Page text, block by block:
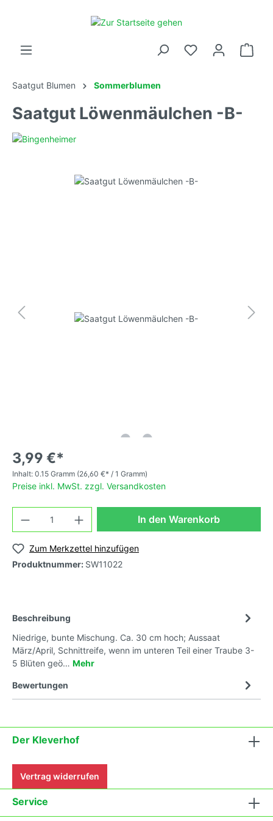
Saatgut Blumen Sommerblumen
Saatgut Löwenmäulchen -B-
3,99 €*
Inhalt: 0.15 Gramm (26,60 €* / 1 Gramm)
Preise inkl. MwSt. zzgl. Versandkosten
In den Warenkorb
Zum Merkzettel hinzufügen
Produktnummer: SW11022
Beschreibung
Niedrige, bunte Mischung. Ca. 30 cm hoch; Aussaat
März/April, Schnittreife, wenn im unteren Teil einer Traube 3-
5 Blüten geö… Mehr
Bewertungen
Der Kleverhof
Vertrag widerrufen
Service